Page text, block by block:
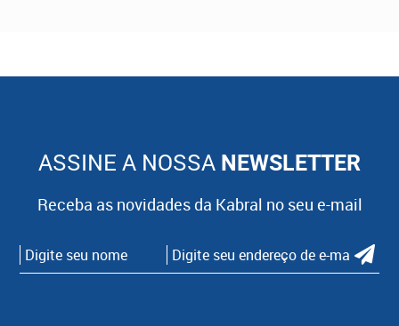
ASSINE A NOSSA NEWSLETTER
Receba as novidades da Kabral no seu e-mail